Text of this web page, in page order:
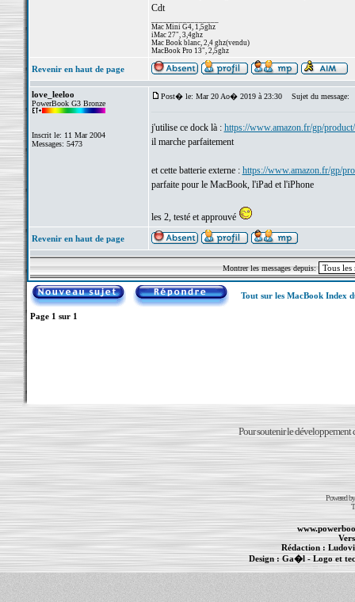
Cdt
Mac Mini G4, 1,5ghz
iMac 27", 3,4ghz
Mac Book blanc, 2,4 ghz(vendu)
MacBook Pro 13", 2,5ghz
Revenir en haut de page
love_leeloo
PowerBook G3 Bronze
Inscrit le: 11 Mar 2004
Messages: 5473
Post� le: Mar 20 Ao� 2019 à 23:30 Sujet du message:
j'utilise ce dock là : https://www.amazon.fr/gp/
il marche parfaitement
et cette batterie externe : https://www.amazon.fr/gp/
parfaite pour le MacBook, l'iPad et l'iPhone
les 2, testé et approuvé
Revenir en haut de page
Montrer les messages depuis:
Tout sur les MacBook Index
Page 1 sur 1
Pour soutenir le développement
Powered
Rédaction :
Design : Ga�l- Logo et